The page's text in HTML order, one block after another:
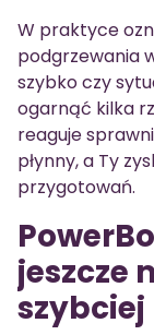
W praktyce
podgrzewania
szybko czy
ogarnąć kilka
reaguje
płynny, a Ty
przygotowań.
jeszcze
szybciej